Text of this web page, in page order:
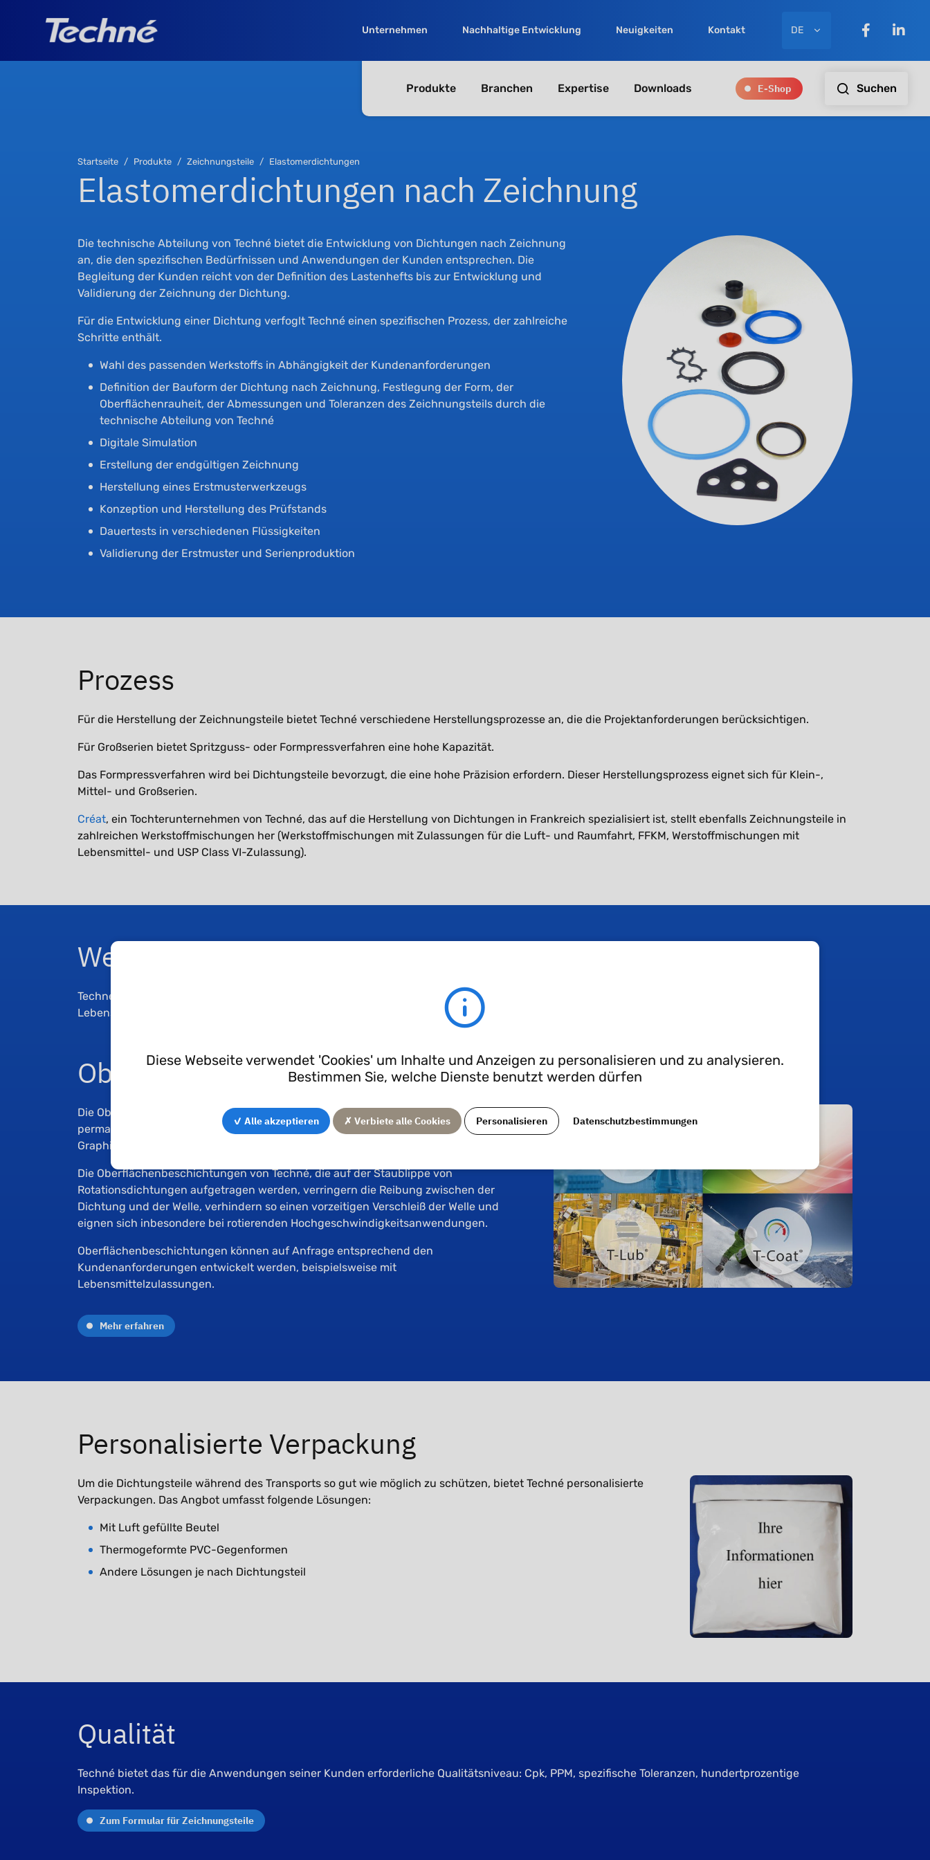
Unternehmen Nachhaltige Entwicklung Neuigkeiten Kontakt DE
Produkte Branchen Expertise Downloads E-Shop Suchen
Startseite Produkte Zeichnungsteile Elastomerdichtungen
Elastomerdichtungen nach Zeichnung
Die technische Abteilung von Techné bietet die Entwicklung von Dichtungen nach Zeichnung
an, die den spezifischen Bedürfnissen und Anwendungen der Kunden entsprechen. Die
Begleitung der Kunden reicht von der Definition des Lastenhefts bis zur Entwicklung und
Validierung der Zeichnung der Dichtung.
Für die Entwicklung einer Dichtung verfoglt Techné einen spezifischen Prozess, der zahlreiche
Schritte enthält.
Wahl des passenden Werkstoffs in Abhängigkeit der Kundenanforderungen
Definition der Bauform der Dichtung nach Zeichnung, Festlegung der Form, der
Oberflächenrauheit, der Abmessungen und Toleranzen des Zeichnungsteils durch die
technische Abteilung von Techné
Digitale Simulation
Erstellung der endgültigen Zeichnung
Herstellung eines Erstmusterwerkzeugs
Konzeption und Herstellung des Prüfstands
Dauertests in verschiedenen Flüssigkeiten
Validierung der Erstmuster und Serienproduktion
Prozess
Für die Herstellung der Zeichnungsteile bietet Techné verschiedene Herstellungsprozesse an, die die Projektanforderungen berücksichtigen.
Für Großserien bietet Spritzguss- oder Formpressverfahren eine hohe Kapazität.
Das Formpressverfahren wird bei Dichtungsteile bevorzugt, die eine hohe Präzision erfordern. Dieser Herstellungsprozess eignet sich für Klein-,
Mittel- und Großserien.
Créat, ein Tochterunternehmen von Techné, das auf die Herstellung von Dichtungen in Frankreich spezialisiert ist, stellt ebenfalls Zeichnungsteile in
zahlreichen Werkstoffmischungen her (Werkstoffmischungen mit Zulassungen für die Luft- und Raumfahrt, FFKM, Werstoffmischungen mit
Lebensmittel- und USP Class VI-Zulassung).
Werkstoffe
Techné entwickelt auf Kundenanfrage eigene Werkstoffmischungen, um besonderen Kundenanforderungen geerecht zu werden:
Lebensmittelzulassung, medizinische Zulassung, Trinkwasserzulassung.
Oberflächenbeschichtungen
Die Oberflächenbeschichtungen von Techné bestehen aus einem festen
permanenten Schmiermittel. Dieses Schmiermittel kann auf PTFE-, Silikon- oder
Graphitbasis sein und verbessert die Gleiteigenschaften der Dichtung.
Die Oberflächenbeschichtungen von Techné, die auf der Staublippe von
Rotationsdichtungen aufgetragen werden, verringern die Reibung zwischen der
Dichtung und der Welle, verhindern so einen vorzeitigen Verschleiß der Welle und
eignen sich inbesondere bei rotierenden Hochgeschwindigkeitsanwendungen.
Oberflächenbeschichtungen können auf Anfrage entsprechend den
Kundenanforderungen entwickelt werden, beispielsweise mit
Lebensmittelzulassungen.
Mehr erfahren
Personalisierte Verpackung
Um die Dichtungsteile während des Transports so gut wie möglich zu schützen, bietet Techné personalisierte
Verpackungen. Das Angbot umfasst folgende Lösungen:
Mit Luft gefüllte Beutel
Thermogeformte PVC-Gegenformen
Andere Lösungen je nach Dichtungsteil
Qualität
Techné bietet das für die Anwendungen seiner Kunden erforderliche Qualitätsniveau: Cpk, PPM, spezifische Toleranzen, hundertprozentige
Inspektion.
Zum Formular für Zeichnungsteile
Diese Webseite verwendet 'Cookies' um Inhalte und Anzeigen zu personalisieren und zu analysieren.
Bestimmen Sie, welche Dienste benutzt werden dürfen
✓ Alle akzeptieren ✗ Verbiete alle Cookies Personalisieren Datenschutzbestimmungen